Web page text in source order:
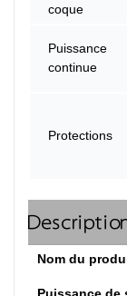
coque
Puissance
continue
Protections
Nom du
Puissance de